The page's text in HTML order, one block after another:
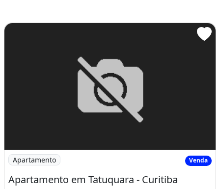
Imagem: Apartamento em Tatuquara - Curitiba
Apartamento Venda
Apartamento em Tatuquara - Curitiba